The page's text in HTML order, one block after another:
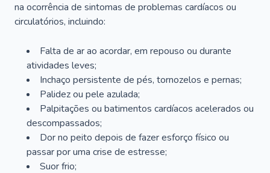
na ocorrência de sintomas de problemas cardíacos ou
circulatórios, incluindo:
Falta de ar ao acordar, em repouso ou durante
atividades leves;
Inchaço persistente de pés, tornozelos e pernas;
Palidez ou pele azulada;
Palpitações ou batimentos cardíacos acelerados ou
descompassados;
Dor no peito depois de fazer esforço físico ou
passar por uma crise de estresse;
Suor frio;